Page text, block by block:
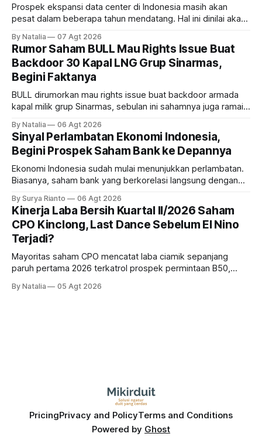
Prospek ekspansi data center di Indonesia masih akan
pesat dalam beberapa tahun mendatang. Hal ini dinilai akan
estate, ada siapa saja mereka?
By Natalia 07 Agt 2026
Rumor Saham BULL Mau Rights Issue Buat
Backdoor 30 Kapal LNG Grup Sinarmas,
Begini Faktanya
BULL dirumorkan mau rights issue buat backdoor armada
kapal milik grup Sinarmas, sebulan ini sahamnya juga ramai
masih menarik dilirik?
By Natalia 06 Agt 2026
Sinyal Perlambatan Ekonomi Indonesia,
Begini Prospek Saham Bank ke Depannya
Ekonomi Indonesia sudah mulai menunjukkan perlambatan.
Biasanya, saham bank yang berkorelasi langsung dengan
bank ke depannya?
By Surya Rianto 06 Agt 2026
Kinerja Laba Bersih Kuartal II/2026 Saham
CPO Kinclong, Last Dance Sebelum El Nino
Terjadi?
Mayoritas saham CPO mencatat laba ciamik sepanjang
paruh pertama 2026 terkatrol prospek permintaan B50,
diprediksi semakin terlihat mendekati 2027. Kira-kira gimana
By Natalia 05 Agt 2026
PricingPrivacy and PolicyTerms and Conditions
Powered by Ghost